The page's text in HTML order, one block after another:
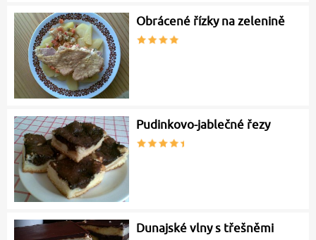
Obrácené řízky na zelenině
Pudinkovo-jablečné řezy
Dunajské vlny s třešněmi